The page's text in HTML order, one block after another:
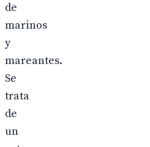
de
marinos
y
mareantes.
Se
trata
de
un